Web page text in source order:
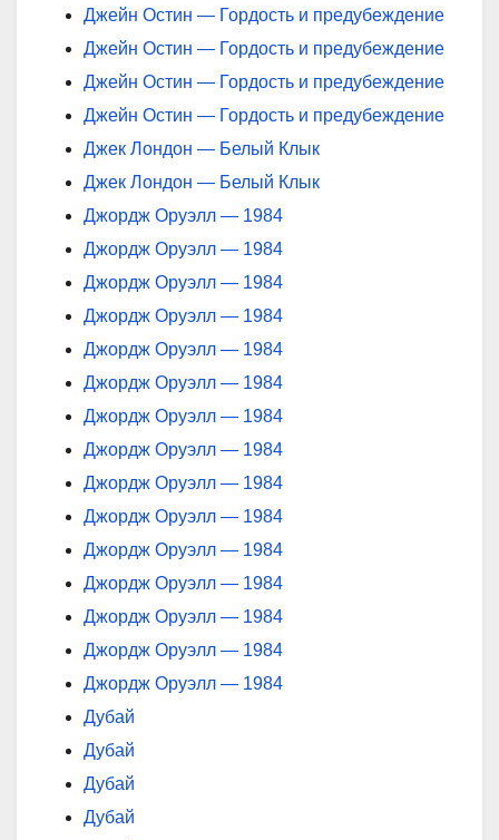
Джейн Остин — Гордость и предубеждение
Джейн Остин — Гордость и предубеждение
Джейн Остин — Гордость и предубеждение
Джейн Остин — Гордость и предубеждение
Джек Лондон — Белый Клык
Джек Лондон — Белый Клык
Джордж Оруэлл — 1984
Джордж Оруэлл — 1984
Джордж Оруэлл — 1984
Джордж Оруэлл — 1984
Джордж Оруэлл — 1984
Джордж Оруэлл — 1984
Джордж Оруэлл — 1984
Джордж Оруэлл — 1984
Джордж Оруэлл — 1984
Джордж Оруэлл — 1984
Джордж Оруэлл — 1984
Джордж Оруэлл — 1984
Джордж Оруэлл — 1984
Джордж Оруэлл — 1984
Джордж Оруэлл — 1984
Дубай
Дубай
Дубай
Дубай